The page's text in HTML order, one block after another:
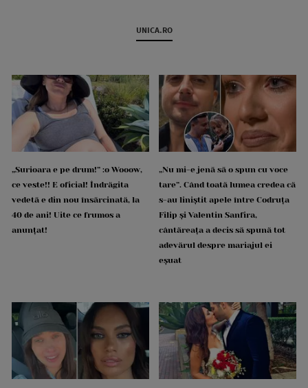
UNICA.RO
„Surioara e pe drum!” :o Wooow,
ce veste!! E oficial! Îndrăgita
vedetă e din nou însărcinată, la
40 de ani! Uite ce frumos a
anunțat!
„Nu mi-e jenă să o spun cu voce
tare”. Când toată lumea credea că
s-au liniștit apele între Codruța
Filip și Valentin Sanfira,
cântăreața a decis să spună tot
adevărul despre mariajul ei
eșuat